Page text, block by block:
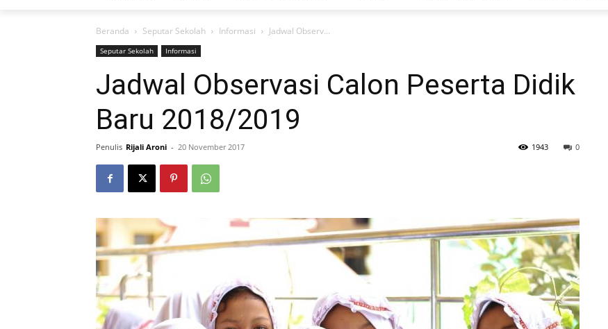
Beranda Seputar Sekolah Informasi Jadwal Observ...
Seputar Sekolah Informasi
Jadwal Observasi Calon Peserta Didik
Baru 2018/2019
Penulis Rijali Aroni - 20 November 2017 0
1943